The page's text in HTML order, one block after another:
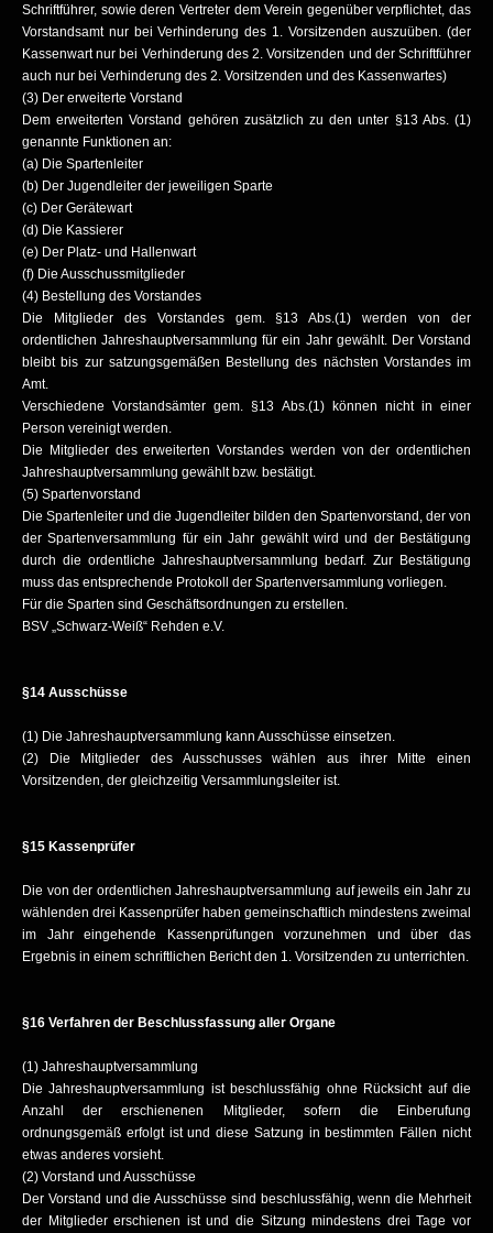
Schriftführer, sowie deren Vertreter dem Verein gegenüber verpflichtet, das
Vorstandsamt nur bei Verhinderung des 1. Vorsitzenden auszuüben. (der
Kassenwart nur bei Verhinderung des 2. Vorsitzenden und der Schriftführer
auch nur bei Verhinderung des 2. Vorsitzenden und des Kassenwartes)
(3) Der erweiterte Vorstand
Dem erweiterten Vorstand gehören zusätzlich zu den unter §13 Abs. (1)
genannte Funktionen an:
(a) Die Spartenleiter
(b) Der Jugendleiter der jeweiligen Sparte
(c) Der Gerätewart
(d) Die Kassierer
(e) Der Platz- und Hallenwart
(f) Die Ausschussmitglieder
(4) Bestellung des Vorstandes
Die Mitglieder des Vorstandes gem. §13 Abs.(1) werden von der
ordentlichen Jahreshauptversammlung für ein Jahr gewählt. Der Vorstand
bleibt bis zur satzungsgemäßen Bestellung des nächsten Vorstandes im
Amt.
Verschiedene Vorstandsämter gem. §13 Abs.(1) können nicht in einer
Person vereinigt werden.
Die Mitglieder des erweiterten Vorstandes werden von der ordentlichen
Jahreshauptversammlung gewählt bzw. bestätigt.
(5) Spartenvorstand
Die Spartenleiter und die Jugendleiter bilden den Spartenvorstand, der von
der Spartenversammlung für ein Jahr gewählt wird und der Bestätigung
durch die ordentliche Jahreshauptversammlung bedarf. Zur Bestätigung
muss das entsprechende Protokoll der Spartenversammlung vorliegen.
Für die Sparten sind Geschäftsordnungen zu erstellen.
BSV „Schwarz-Weiß“ Rehden e.V.
§14 Ausschüsse
(1) Die Jahreshauptversammlung kann Ausschüsse einsetzen.
(2) Die Mitglieder des Ausschusses wählen aus ihrer Mitte einen
Vorsitzenden, der gleichzeitig Versammlungsleiter ist.
§15 Kassenprüfer
Die von der ordentlichen Jahreshauptversammlung auf jeweils ein Jahr zu
wählenden drei Kassenprüfer haben gemeinschaftlich mindestens zweimal
im Jahr eingehende Kassenprüfungen vorzunehmen und über das
Ergebnis in einem schriftlichen Bericht den 1. Vorsitzenden zu unterrichten.
§16 Verfahren der Beschlussfassung aller Organe
(1) Jahreshauptversammlung
Die Jahreshauptversammlung ist beschlussfähig ohne Rücksicht auf die
Anzahl der erschienenen Mitglieder, sofern die Einberufung
ordnungsgemäß erfolgt ist und diese Satzung in bestimmten Fällen nicht
etwas anderes vorsieht.
(2) Vorstand und Ausschüsse
Der Vorstand und die Ausschüsse sind beschlussfähig, wenn die Mehrheit
der Mitglieder erschienen ist und die Sitzung mindestens drei Tage vor